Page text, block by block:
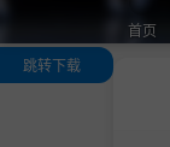
首页
跳转下载